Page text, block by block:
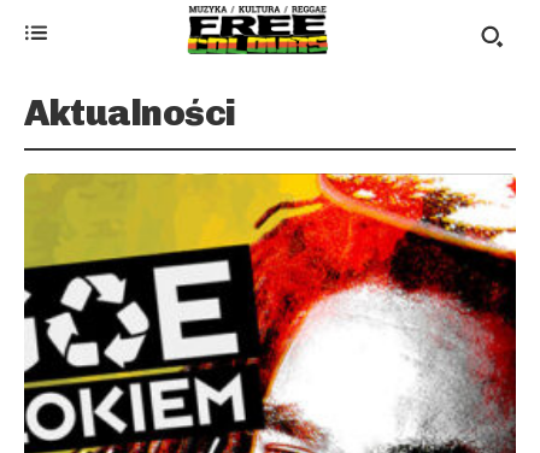
Aktualności